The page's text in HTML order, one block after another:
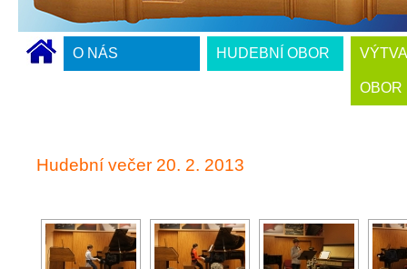
O NÁS HUDEBNÍ OBOR
OBOR
Hudební večer 20. 2. 2013